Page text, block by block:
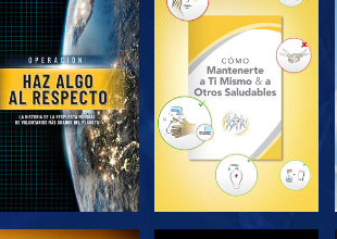
EXPLORA LAS
SERIES
EXPLORA LAS
SERIES